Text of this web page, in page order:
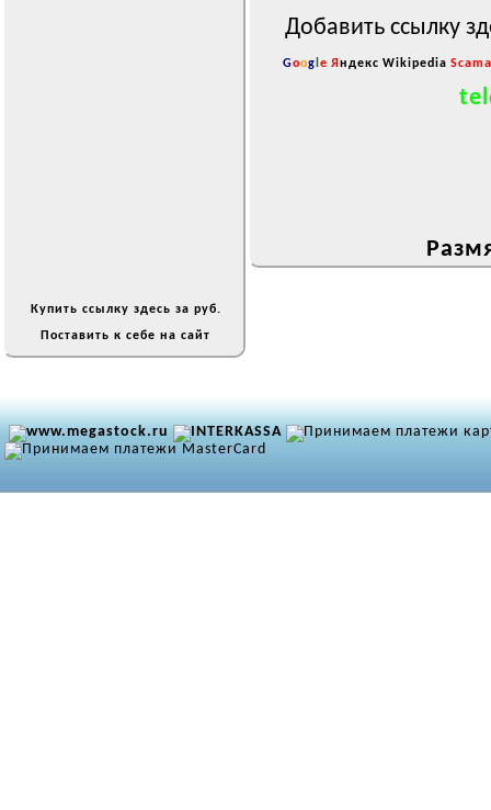
Купить ссылку здесь за руб.
Поставить к себе на сайт
Добавить ссылку
Goog e Я ндекс Wikipedia